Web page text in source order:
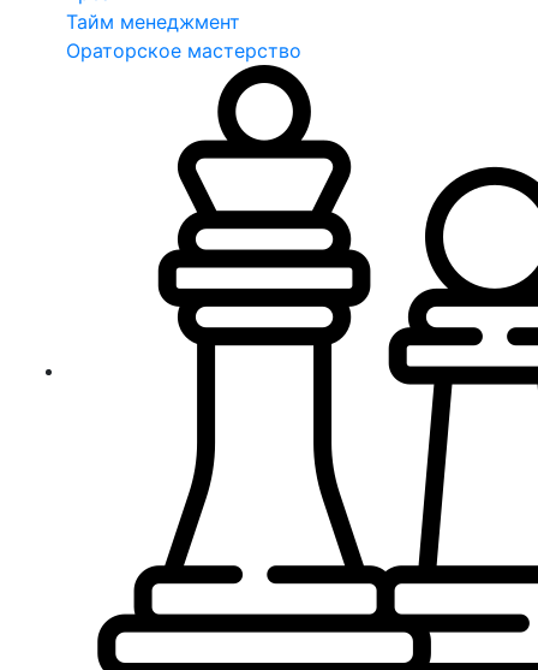
Тайм менеджмент
Ораторское мастерство